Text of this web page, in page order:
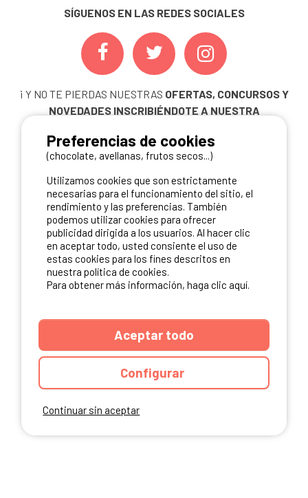
SÍGUENOS EN LAS REDES SOCIALES
¡ Y NO TE PIERDAS NUESTRAS OFERTAS, CONCURSOS Y
NOVEDADES INSCRIBIÉNDOTE A NUESTRA
ME INSCRIBO
NUESTROS PARTNERS
Continuar sin aceptar
Preferencias de cookies
(chocolate, avellanas, frutos secos...)
Utilizamos cookies que son estrictamente
necesarias para el funcionamiento del sitio, el
rendimiento y las preferencias. También
podemos utilizar cookies para ofrecer
publicidad dirigida a los usuarios. Al hacer clic
en aceptar todo, usted consiente el uso de
estas cookies para los fines descritos en
nuestra política de cookies.
Para obtener más información, haga clic aquí.
Aceptar todo
Configurar